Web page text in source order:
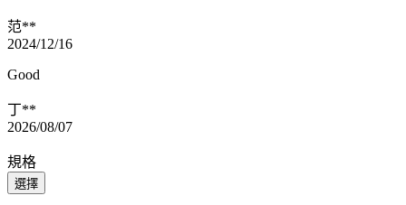
范**
2024/12/16
Good
丁**
2026/08/07
規格
選擇